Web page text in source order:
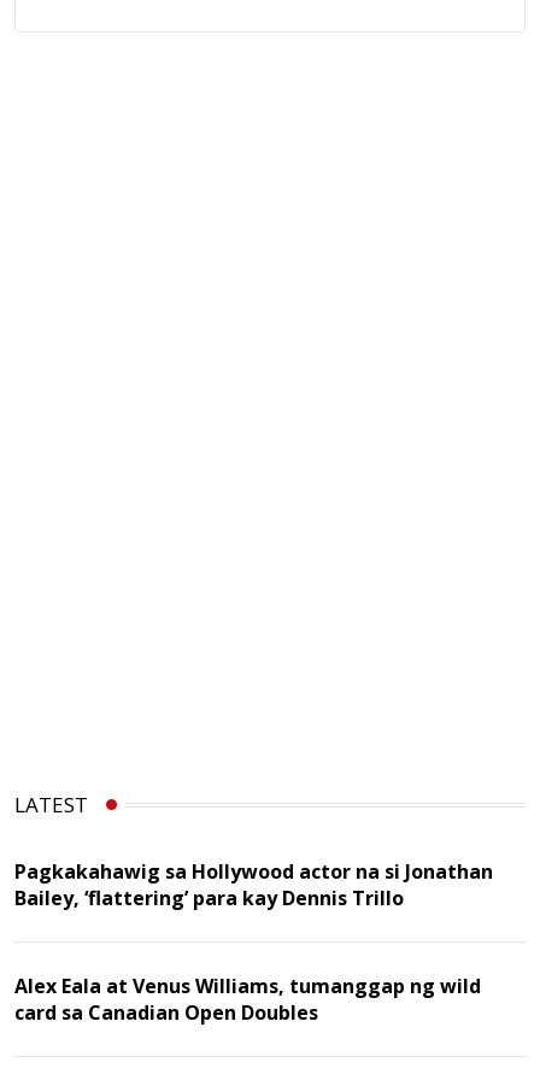
LATEST
Pagkakahawig sa Hollywood actor na si Jonathan
Bailey, ‘flattering’ para kay Dennis Trillo
Alex Eala at Venus Williams, tumanggap ng wild
card sa Canadian Open Doubles